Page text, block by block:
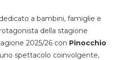
a bambini, famiglie e
della stagione
2025/26 con Pinocchio
uno spettacolo coinvolgente,